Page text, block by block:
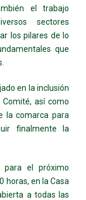
el trabajo
sectores
los pilares de lo
que
en la inclusión
así como
la comarca para
finalmente la
para el próximo
horas, en la Casa
a todas las